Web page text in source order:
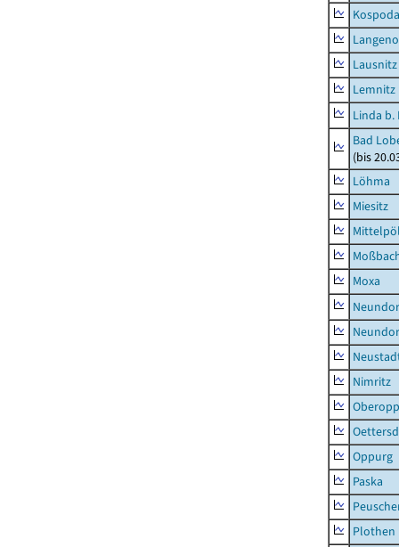
Kospoda
Lemnitz
Linda b.
Bad
(bis
Löhma
Miesitz
Moxa
Nimritz
Oppurg
Paska
Plothen